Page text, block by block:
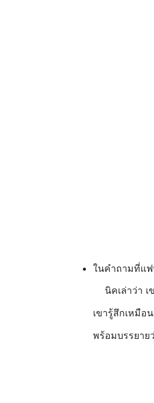
ในคำถามที่แฟ
นิคเล่าว่า เขาไม่
เขารู้สึกเหมือ
พร้อมบรรยาย